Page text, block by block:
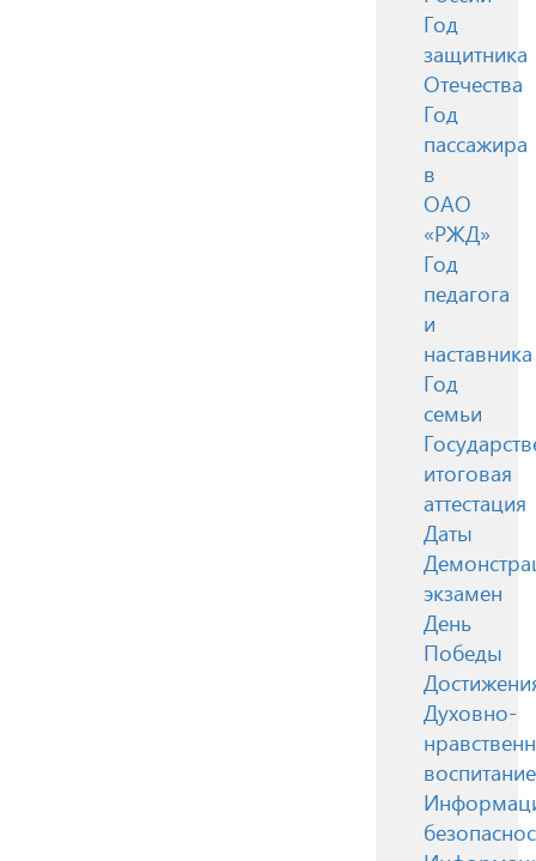
Год
защитника
Отечества
Год
пассажира
в
ОАО
«РЖД»
Год
педагога
и
наставника
Год
семьи
итоговая
аттестация
Даты
экзамен
День
Победы
Духовно-
воспитание